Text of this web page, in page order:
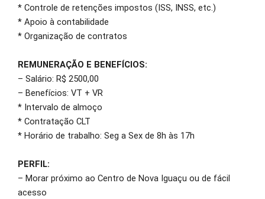
* Controle de retenções impostos (ISS, INSS, etc.)
* Apoio à contabilidade
* Organização de contratos
REMUNERAÇÃO E BENEFÍCIOS:
– Salário: R$ 2500,00
– Benefícios: VT + VR
* Intervalo de almoço
* Contratação CLT
* Horário de trabalho: Seg a Sex de 8h às 17h
PERFIL:
– Morar próximo ao Centro de Nova Iguaçu ou de fácil
acesso